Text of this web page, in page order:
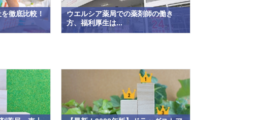
徹底比較！
ウエルシア薬局での薬剤師の働き
方、福利厚生は...